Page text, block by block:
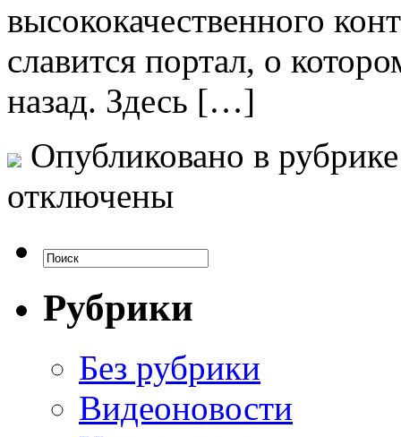
высококачественного
славится портал, о
назад. Здесь […]
Опубликовано в
отключены
Рубрики
Без рубрики
Видеоновости